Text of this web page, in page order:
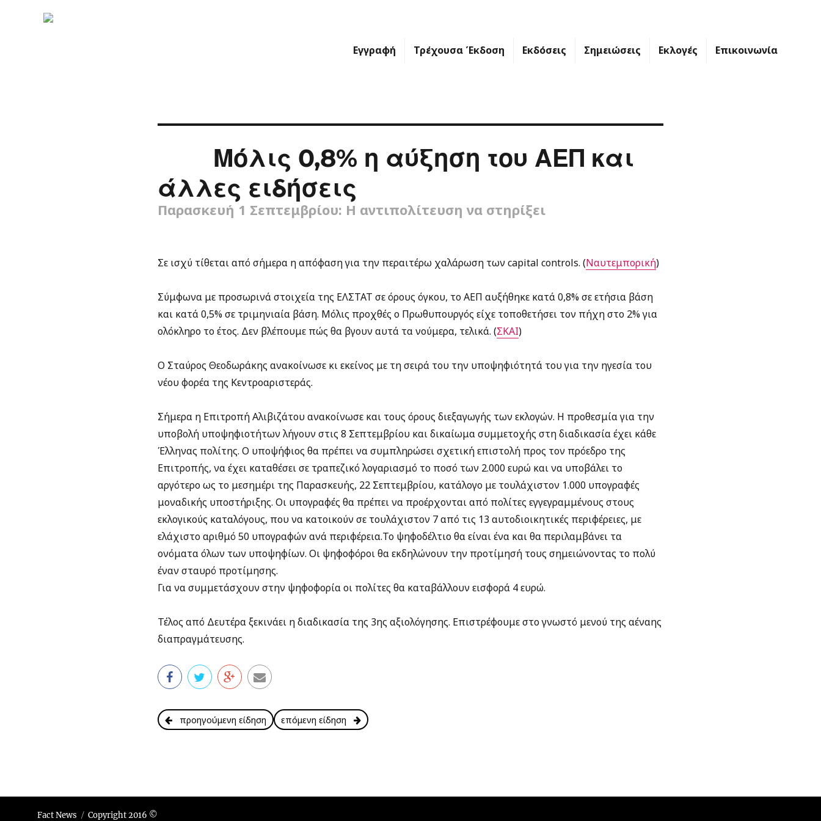
Εγγραφή Τρέχουσα Έκδοση Εκδόσεις Σημειώσεις Εκλογές Επικοινωνία
Μόλις 0,8% η αύξηση του ΑΕΠ και
άλλες ειδήσεις
Παρασκευή 1 Σεπτεμβρίου: Η αντιπολίτευση να στηρίξει
Σε ισχύ τίθεται από σήμερα η απόφαση για την περαιτέρω χαλάρωση των capital controls. (Ναυτεμπορική)
Σύμφωνα με προσωρινά στοιχεία της ΕΛΣΤΑΤ σε όρους όγκου, το ΑΕΠ αυξήθηκε κατά 0,8% σε ετήσια βάση
και κατά 0,5% σε τριμηνιαία βάση. Μόλις προχθές ο Πρωθυπουργός είχε τοποθετήσει τον πήχη στο 2% για
ολόκληρο το έτος. Δεν βλέπουμε πώς θα βγουν αυτά τα νούμερα, τελικά. (ΣΚΑΙ)
Ο Σταύρος Θεοδωράκης ανακοίνωσε κι εκείνος με τη σειρά του την υποψηφιότητά του για την ηγεσία του
νέου φορέα της Κεντροαριστεράς.
Σήμερα η Επιτροπή Αλιβιζάτου ανακοίνωσε και τους όρους διεξαγωγής των εκλογών. Η προθεσμία για την
υποβολή υποψηφιοτήτων λήγουν στις 8 Σεπτεμβρίου και δικαίωμα συμμετοχής στη διαδικασία έχει κάθε
Έλληνας πολίτης. Ο υποψήφιος θα πρέπει να συμπληρώσει σχετική επιστολή προς τον πρόεδρο της
Επιτροπής, να έχει καταθέσει σε τραπεζικό λογαριασμό το ποσό των 2.000 ευρώ και να υποβάλει το
αργότερο ως το μεσημέρι της Παρασκευής, 22 Σεπτεμβρίου, κατάλογο με τουλάχιστον 1.000 υπογραφές
μοναδικής υποστήριξης. Οι υπογραφές θα πρέπει να προέρχονται από πολίτες εγγεγραμμένους στους
εκλογικούς καταλόγους, που να κατοικούν σε τουλάχιστον 7 από τις 13 αυτοδιοικητικές περιφέρειες, με
ελάχιστο αριθμό 50 υπογραφών ανά περιφέρεια.Το ψηφοδέλτιο θα είναι ένα και θα περιλαμβάνει τα
ονόματα όλων των υποψηφίων. Οι ψηφοφόροι θα εκδηλώνουν την προτίμησή τους σημειώνοντας το πολύ
έναν σταυρό προτίμησης.
Για να συμμετάσχουν στην ψηφοφορία οι πολίτες θα καταβάλλουν εισφορά 4 ευρώ.
Τέλος από Δευτέρα ξεκινάει η διαδικασία της 3ης αξιολόγησης. Επιστρέφουμε στο γνωστό μενού της αέναης
διαπραγμάτευσης.
προηγούμενη είδηση επόμενη είδηση
Fact News Copyright 2016 ©